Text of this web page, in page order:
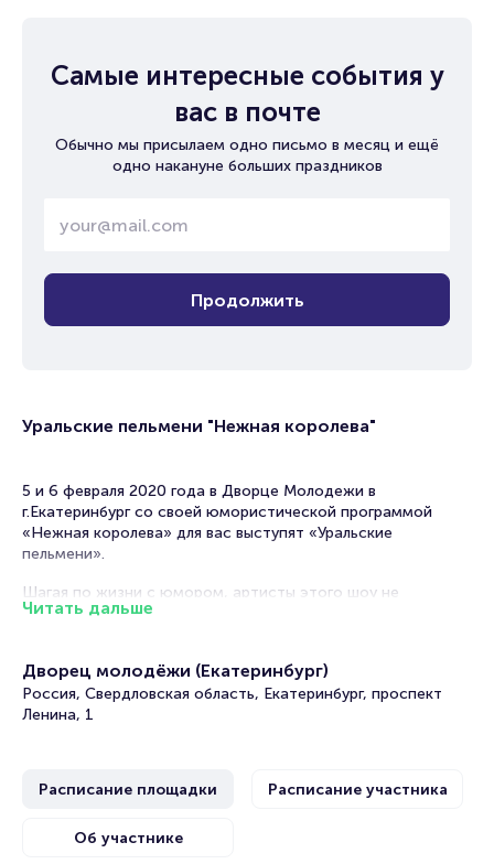
Самые интересные события у
вас в почте
Обычно мы присылаем одно письмо в месяц и ещё
одно накануне больших праздников
Продолжить
Уральские пельмени "Нежная королева"
5 и 6 февраля 2020 года в Дворце Молодежи в
г.Екатеринбург со своей юмористической программой
«Нежная королева» для вас выступят «Уральские
пельмени».
Шагая по жизни с юмором, артисты этого шоу не
перестают придумывать нескучные номера, завоевывая
выступала в КВН. С тех пор они неустанно трудятся на
юмористическом поприще. Они создают эстрадные
миниатюры и ставят музыкальные номера на
которые заставят рассмеяться даже самого серьезного
зрителя. Если вы хотите нескучно провести вечер, то
похода на концерт всей семьей.
Читать дальше
Дворец молодёжи (Екатеринбург)
Россия, Свердловская область, Екатеринбург, проспект
Ленина, 1
Расписание площадки Расписание участника
Об участнике